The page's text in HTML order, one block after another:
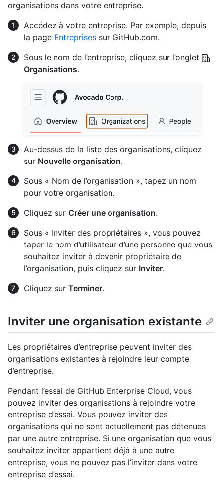
organisations dans votre entreprise.
Accédez à votre entreprise. Par exemple, depuis
la page Entreprises sur GitHub.com.
Sous le nom de l’entreprise, cliquez sur l’onglet
Organisations.
Au-dessus de la liste des organisations, cliquez
sur Nouvelle organisation.
Sous « Nom de l’organisation », tapez un nom
pour votre organisation.
Cliquez sur Créer une organisation.
Sous « Inviter des propriétaires », vous pouvez
taper le nom d’utilisateur d’une personne que vous
souhaitez inviter à devenir propriétaire de
l’organisation, puis cliquez sur Inviter.
Cliquez sur Terminer.
Inviter une organisation existante
Les propriétaires d’entreprise peuvent inviter des
organisations existantes à rejoindre leur compte
d’entreprise.
Pendant l’essai de GitHub Enterprise Cloud, vous
pouvez inviter des organisations à rejoindre votre
entreprise d’essai. Vous pouvez inviter des
organisations qui ne sont actuellement pas détenues
par une autre entreprise. Si une organisation que vous
souhaitez inviter appartient déjà à une autre
entreprise, vous ne pouvez pas l’inviter dans votre
entreprise d’essai.